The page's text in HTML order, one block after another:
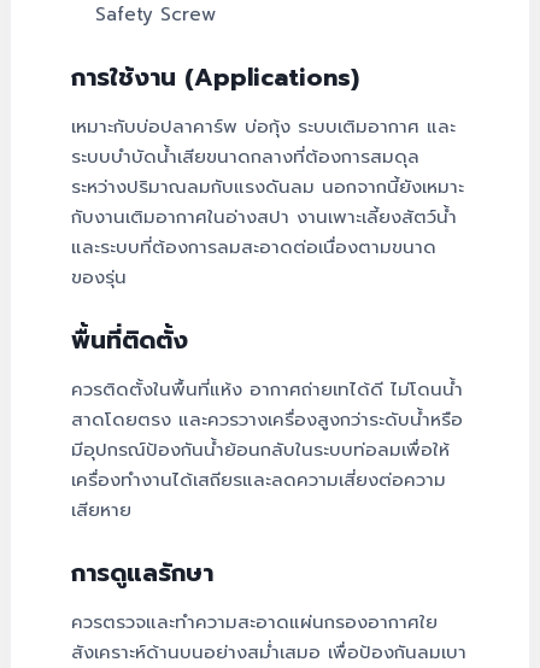
Safety Screw
การใช้งาน (Applications)
เหมาะกับบ่อปลาคาร์พ บ่อกุ้ง ระบบเติมอากาศ และ
ระบบบำบัดน้ำเสียขนาดกลางที่ต้องการสมดุล
ระหว่างปริมาณลมกับแรงดันลม นอกจากนี้ยังเหมาะ
กับงานเติมอากาศในอ่างสปา งานเพาะเลี้ยงสัตว์น้ำ
และระบบที่ต้องการลมสะอาดต่อเนื่องตามขนาด
ของรุ่น
พื้นที่ติดตั้ง
ควรติดตั้งในพื้นที่แห้ง อากาศถ่ายเทได้ดี ไม่โดนน้ำ
สาดโดยตรง และควรวางเครื่องสูงกว่าระดับน้ำหรือ
มีอุปกรณ์ป้องกันน้ำย้อนกลับในระบบท่อลมเพื่อให้
เครื่องทำงานได้เสถียรและลดความเสี่ยงต่อความ
เสียหาย
การดูแลรักษา
ควรตรวจและทำความสะอาดแผ่นกรองอากาศใย
สังเคราะห์ด้านบนอย่างสม่ำเสมอ เพื่อป้องกันลมเบา